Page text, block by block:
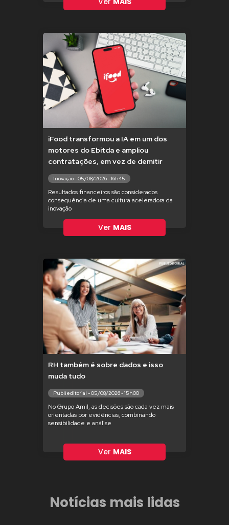
iFood transformou a IA em um dos
motores do Ebitda e ampliou
contratações, em vez de demitir
Inovação - 05/08/2026 - 16h45
Resultados financeiros são considerados
consequência de uma cultura aceleradora da
inovação
Ver MAIS
RH também é sobre dados e isso
muda tudo
Publieditorial - 05/08/2026 - 15h00
No Grupo Amil, as decisões são cada vez mais
orientadas por evidências, combinando
sensibilidade e análise
Ver MAIS
Notícias mais lidas